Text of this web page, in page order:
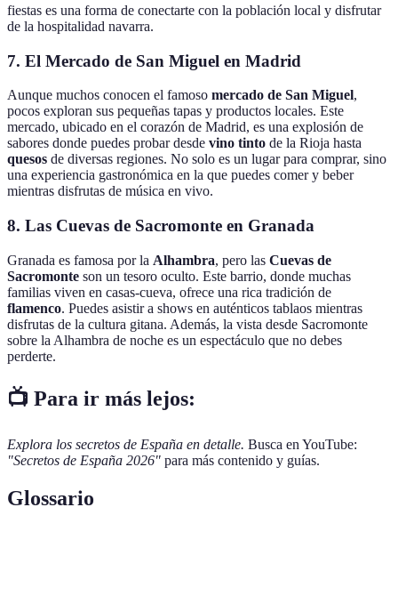
fiestas es una forma de conectarte con la población local y disfrutar
de la hospitalidad navarra.
7. El Mercado de San Miguel en Madrid
Aunque muchos conocen el famoso mercado de San Miguel,
pocos exploran sus pequeñas tapas y productos locales. Este
mercado, ubicado en el corazón de Madrid, es una explosión de
sabores donde puedes probar desde vino tinto de la Rioja hasta
quesos de diversas regiones. No solo es un lugar para comprar, sino
una experiencia gastronómica en la que puedes comer y beber
mientras disfrutas de música en vivo.
8. Las Cuevas de Sacromonte en Granada
Granada es famosa por la Alhambra, pero las Cuevas de
Sacromonte son un tesoro oculto. Este barrio, donde muchas
familias viven en casas-cueva, ofrece una rica tradición de
flamenco. Puedes asistir a shows en auténticos tablaos mientras
disfrutas de la cultura gitana. Además, la vista desde Sacromonte
sobre la Alhambra de noche es un espectáculo que no debes
perderte.
📺 Para ir más lejos:
Explora los secretos de España en detalle. Busca en YouTube:
"Secretos de España 2026" para más contenido y guías.
Glossario